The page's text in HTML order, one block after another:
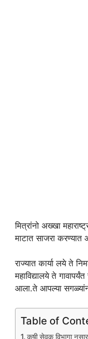
मित्रांनो अख्खा
माटात साजरा करण्यात
राज्यात कार्या लये ते
महाविद्यालये ते
आला.ते आपल्या
Table of
कृषी सेवक विभागा